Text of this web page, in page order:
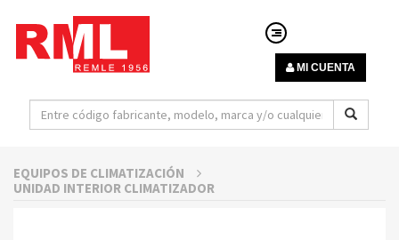
MI CUENTA
EQUIPOS DE CLIMATIZACIÓN
UNIDAD INTERIOR CLIMATIZADOR